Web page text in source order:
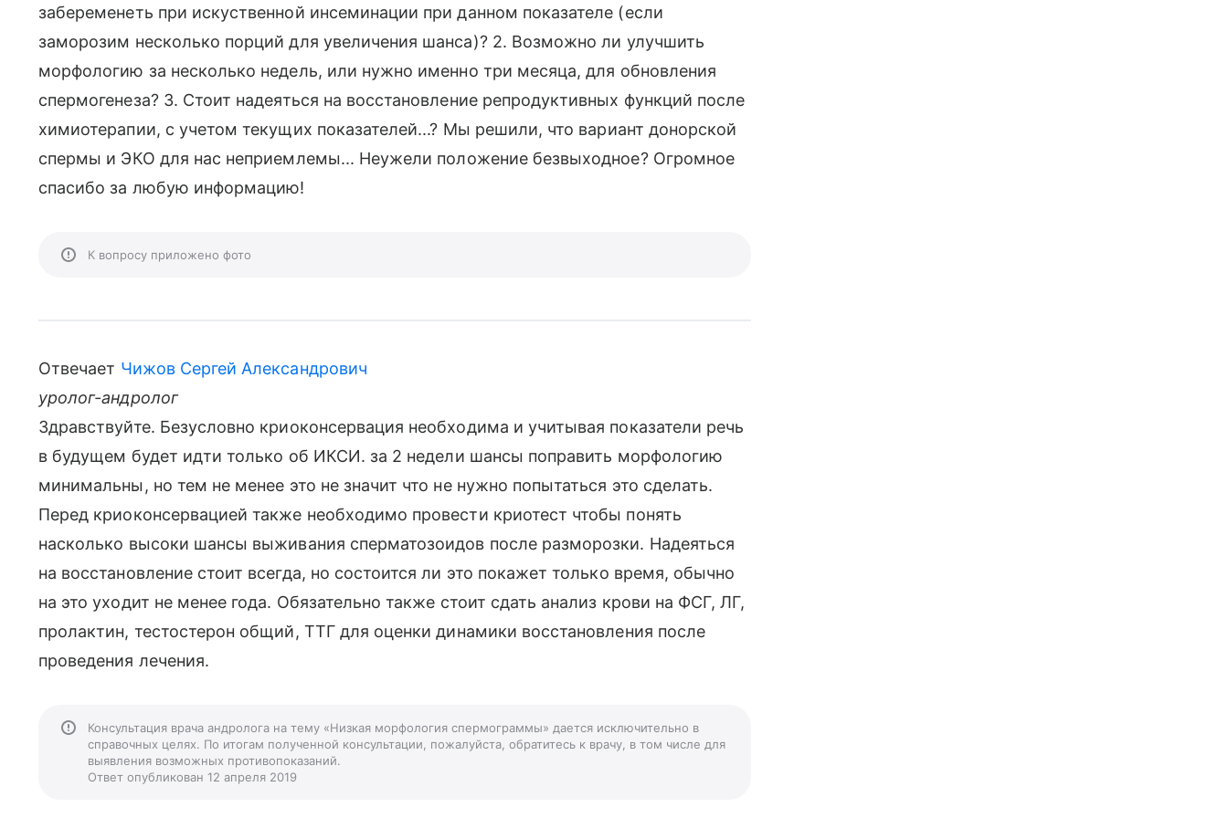
забеременеть при искуственной инсеминации при данном показателе (если
заморозим несколько порций для увеличения шанса)? 2. Возможно ли улучшить
морфологию за несколько недель, или нужно именно три месяца, для обновления
спермогенеза? 3. Стоит надеяться на восстановление репродуктивных функций после
химиотерапии, с учетом текущих показателей...? Мы решили, что вариант донорской
спермы и ЭКО для нас неприемлемы... Неужели положение безвыходное? Огромное
спасибо за любую информацию!
К вопросу приложено фото
Отвечает Чижов Сергей Александрович
уролог-андролог
Здравствуйте. Безусловно криоконсервация необходима и учитывая показатели речь
в будущем будет идти только об ИКСИ. за 2 недели шансы поправить морфологию
минимальны, но тем не менее это не значит что не нужно попытаться это сделать.
Перед криоконсервацией также необходимо провести криотест чтобы понять
насколько высоки шансы выживания сперматозоидов после разморозки. Надеяться
на восстановление стоит всегда, но состоится ли это покажет только время, обычно
на это уходит не менее года. Обязательно также стоит сдать анализ крови на ФСГ, ЛГ,
пролактин, тестостерон общий, ТТГ для оценки динамики восстановления после
проведения лечения.
Консультация врача андролога на тему «Низкая морфология спермограммы» дается исключительно в
справочных целях. По итогам полученной консультации, пожалуйста, обратитесь к врачу, в том числе для
выявления возможных противопоказаний.
Ответ опубликован 12 апреля 2019